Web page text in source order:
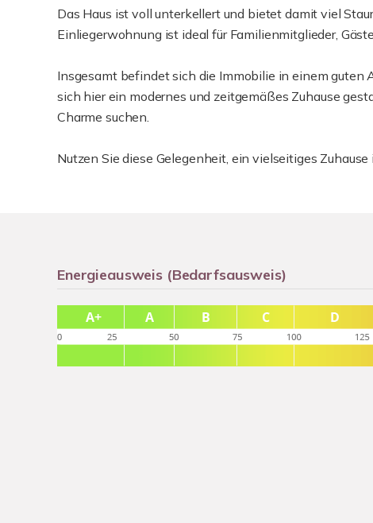
Das Haus ist voll unterkellert und bietet damit viel
Einliegerwohnung ist ideal für Familienmitglieder,
Insgesamt befindet sich die Immobilie in einem
sich hier ein modernes und zeitgemäßes Zuhause
Charme suchen.
Nutzen Sie diese Gelegenheit, ein vielseitiges
Energieausweis (Bedarfsausweis)